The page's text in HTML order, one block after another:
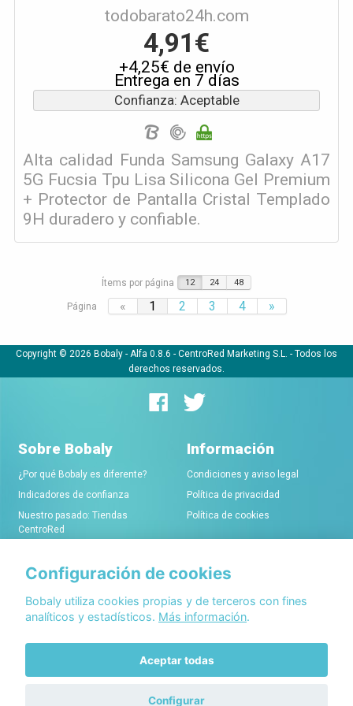
todobarato24h.com
4,91€
+4,25€ de envío
Entrega en 7 días
Confianza: Aceptable
Alta calidad Funda Samsung Galaxy A17
5G Fucsia Tpu Lisa Silicona Gel Premium
+ Protector de Pantalla Cristal Templado
9H duradero y confiable.
Ítems por página 12 24 48
Página « 1 2 3 4 »
Copyright © 2026 Bobaly - Alfa 0.8.6 - CentroRed Marketing S.L. - Todos los
derechos reservados.
Sobre Bobaly
¿Por qué Bobaly es diferente?
Indicadores de confianza
Nuestro pasado: Tiendas
CentroRed
Información
Condiciones y aviso legal
Política de privacidad
Política de cookies
Comerciantes
Alta de tiendas online
Condiciones de alta
Conócenos
Acerca de Bobaly Partners
Partner eCommerce
Configuración de cookies
Bobaly utiliza cookies propias y de terceros con fines
analíticos y estadísticos. Más información.
Aceptar todas
Configurar